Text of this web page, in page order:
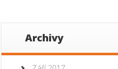
Archivy